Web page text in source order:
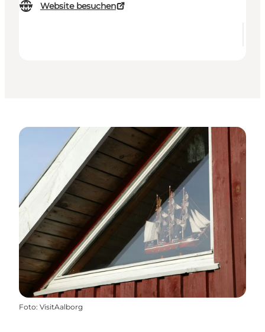
Website besuchen
Foto: VisitAalborg